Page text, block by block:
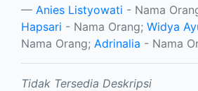
Anies Listyowati - Nama
Hapsari - Nama Orang; Widya
Nama Orang; Adrinalia - Nama
Tidak Tersedia Deskripsi